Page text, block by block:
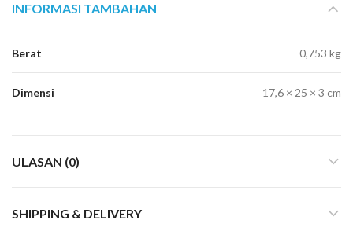
INFORMASI TAMBAHAN
Berat 0,753 kg
Dimensi 17,6 × 25 × 3 cm
ULASAN (0)
SHIPPING & DELIVERY